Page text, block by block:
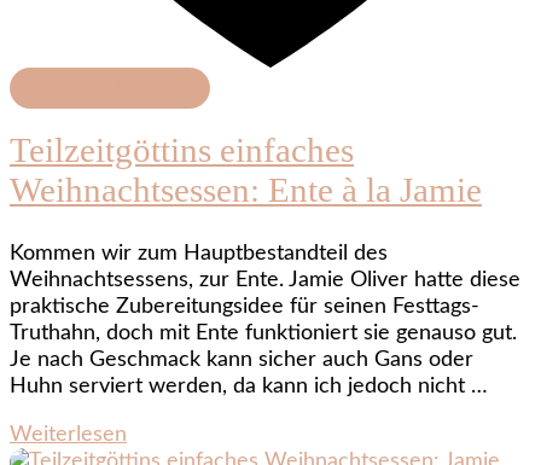
Teilzeitgöttins einfaches
Weihnachtsessen: Ente à la Jamie
Kommen wir zum Hauptbestandteil des
Weihnachtsessens, zur Ente. Jamie Oliver hatte diese
praktische Zubereitungsidee für seinen Festtags-
Truthahn, doch mit Ente funktioniert sie genauso gut.
Je nach Geschmack kann sicher auch Gans oder
Huhn serviert werden, da kann ich jedoch nicht …
Weiterlesen